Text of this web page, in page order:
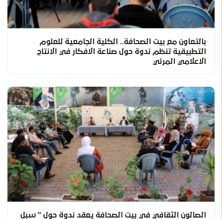
بالتعاون مع بيت الصحافة.. الكلية الجامعية للعلوم
التطبيقية تنظم ندوة حول صناعة الافكار في الانتاج
الاعلامي المرئي
الصالون الثقافي في بيت الصحافة يعقد ندوة حول " سبل